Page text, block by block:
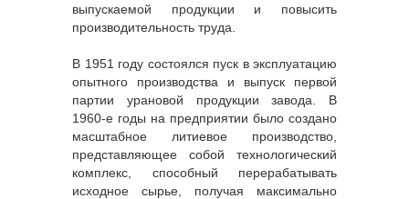
выпускаемой продукции и повысить
производительность труда.
В 1951 году состоялся пуск в эксплуатацию
опытного производства и выпуск первой
партии урановой продукции завода. В
1960-е годы на предприятии было создано
масштабное литиевое производство,
представляющее собой технологический
комплекс, способный перерабатывать
исходное сырье, получая максимально